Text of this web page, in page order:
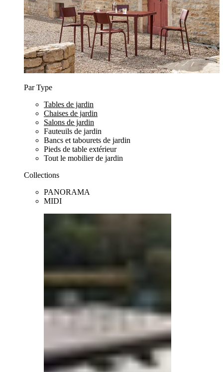
Par Type
Tables de jardin
Chaises de jardin
Salons de jardin
Fauteuils de jardin
Bancs et tabourets de jardin
Pieds de table extérieur
Tout le mobilier de jardin
Collections
PANORAMA
MIDI